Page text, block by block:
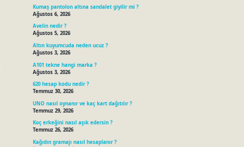
Kumaş pantolon altına sandalet giyilir mi ?
Ağustos 6, 2026
Avelin nedir ?
Ağustos 5, 2026
Altın kuyumcuda neden ucuz ?
Ağustos 3, 2026
A101 tekne hangi marka ?
Ağustos 3, 2026
620 hesap kodu nedir ?
Temmuz 30, 2026
UNO nasıl oynanır ve kaç kart dağıtılır ?
Temmuz 29, 2026
Koç erkeğini nasıl aşık edersin ?
Temmuz 26, 2026
Kağıdın gramajı nasıl hesaplanır ?